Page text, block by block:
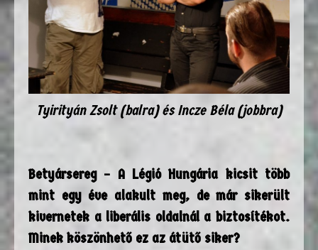
Tyirityán Zsolt (balra) és Incze Béla (jobbra)
Betyársereg – A Légió Hungária kicsit több
mint egy éve alakult meg, de már sikerült
kivernetek a liberális oldalnál a biztosítékot.
Minek köszönhető ez az átütő siker?